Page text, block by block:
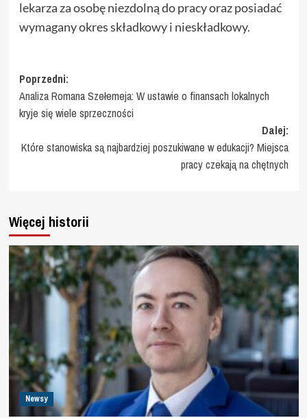
lekarza za osobę niezdolną do pracy oraz posiadać
wymagany okres składkowy i nieskładkowy.
Zobacz
wpisy
Poprzedni:
Analiza Romana Szełemeja: W ustawie o finansach lokalnych
kryje się wiele sprzeczności
Dalej:
Które stanowiska są najbardziej poszukiwane w edukacji? Miejsca
pracy czekają na chętnych
Więcej historii
Newsy